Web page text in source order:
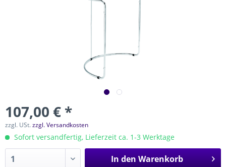
107,00 € *
zzgl. USt.zzgl. Versandkosten
Sofort versandfertig, Lieferzeit ca. 1-3 Werktage
In den Warenkorb